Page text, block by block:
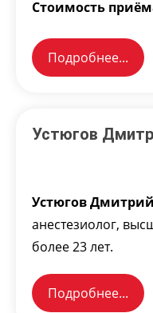
Стоимость
Подробнее...
Устюгов
Устюгов
анестезиолог,
более 23 лет.
Подробнее...